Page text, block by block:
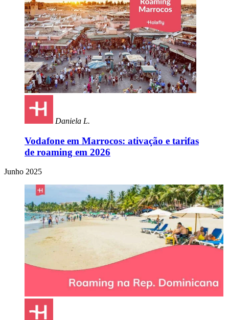
Daniela L.
Vodafone em Marrocos: ativação e tarifas
de roaming em 2026
Junho 2025